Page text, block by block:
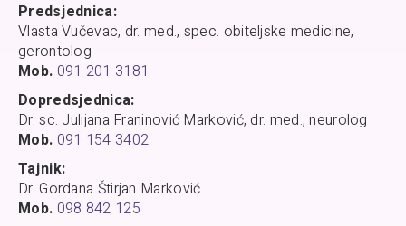
Predsjednica:
Vlasta Vučevac, dr. med., spec. obiteljske medicine,
gerontolog
Mob. 091 201 3181
Dopredsjednica:
Dr. sc. Julijana Franinović Marković, dr. med., neurolog
Mob. 091 154 3402
Tajnik:
Dr. Gordana Štirjan Marković
Mob. 098 842 125